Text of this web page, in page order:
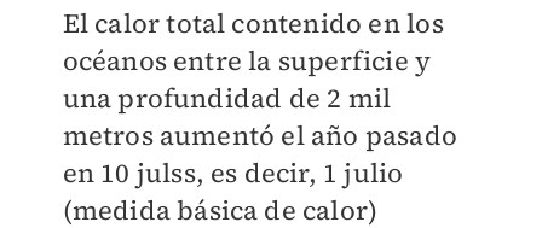
El calor total contenido en los
océanos entre la superficie y
una profundidad de 2 mil
metros aumentó el año pasado
en 10 julss, es decir, 1 julio
(medida básica de calor)